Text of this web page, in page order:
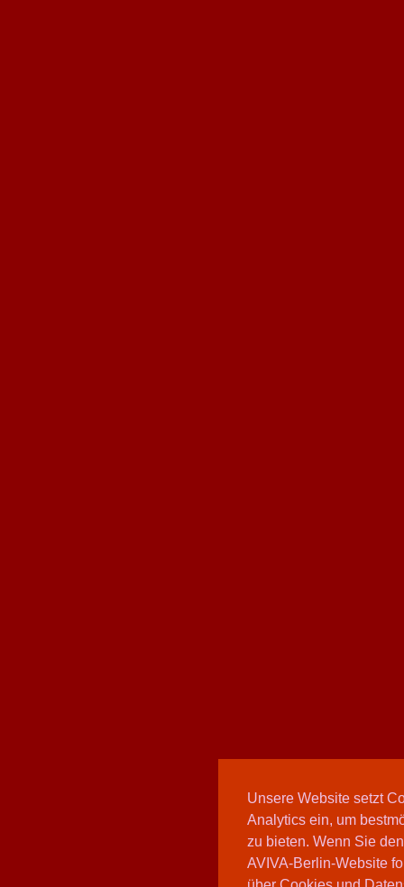
Unsere Website setzt
Analytics ein, um
zu bieten. Wenn Sie
AVIVA-Berlin-Website